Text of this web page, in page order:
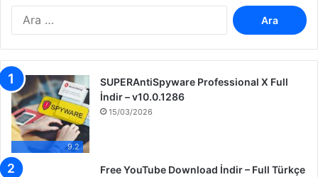
:
9.2
SUPERAntiSpyware Professional X Full
İndir – v10.0.1286
15/03/2026
Free YouTube Download İndir – Full Türkçe